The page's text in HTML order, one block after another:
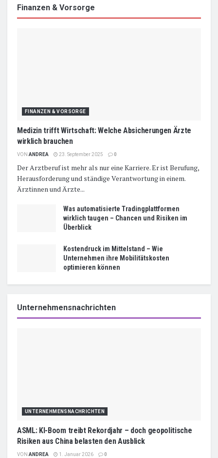
Finanzen & Vorsorge
FINANZEN & VORSORGE
Medizin trifft Wirtschaft: Welche Absicherungen Ärzte
wirklich brauchen
VON ANDREA 23. September 2025 0
Der Arztberuf ist mehr als nur eine Karriere. Er ist Berufung,
Herausforderungund ständige Verantwortung in einem.
Ärztinnen und Ärzte...
Was automatisierte Tradingplattformen
wirklich taugen – Chancen und Risiken im
Überblick
Kostendruck im Mittelstand – Wie
Unternehmen ihre Mobilitätskosten
optimieren können
Unternehmensnachrichten
UNTERNEHMENSNACHRICHTEN
ASML: KI-Boom treibt Rekordjahr – doch geopolitische
Risiken aus China belasten den Ausblick
VON ANDREA 1. Januar 2026 0